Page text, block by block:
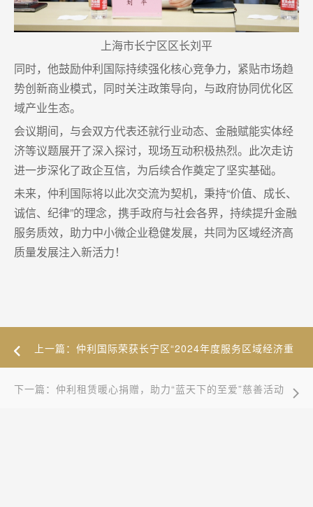
上海市长宁区区长刘平
同时，他鼓励仲利国际持续强化核心竞争力，紧贴市场趋
势创新商业模式，同时关注政策导向，与政府协同优化区
域产业生态。
会议期间，与会双方代表还就行业动态、金融赋能实体经
济等议题展开了深入探讨，现场互动积极热烈。此次走访
进一步深化了政企互信，为后续合作奠定了坚实基础。
未来，仲利国际将以此次交流为契机，秉持“价值、成长、
诚信、纪律”的理念，携手政府与社会各界，持续提升金融
服务质效，助力中小微企业稳健发展，共同为区域经济高
质量发展注入新活力！
上一篇：仲利国际荣获长宁区“2024年度服务区域经济重
点企业”称号
下一篇：仲利租赁暖心捐赠，助力“蓝天下的至爱”慈善活动